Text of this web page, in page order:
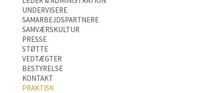
UNDERVISERE
SAMARBEJDSPARTNERE
SAMVÆRSKULTUR
PRESSE
STØTTE
VEDTÆGTER
BESTYRELSE
KONTAKT
PRAKTISK